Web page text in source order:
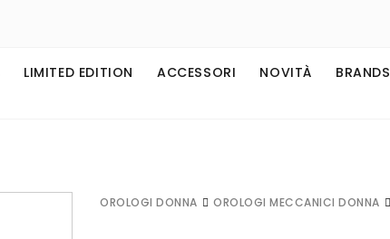
LIMITED EDITION ACCESSORI NOVITÀ BRANDS
OROLOGI DONNA OROLOGI MECCANICI DONNA